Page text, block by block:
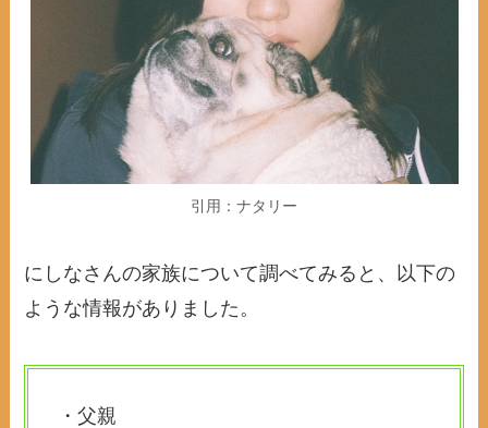
引用：ナタリー
にしなさんの家族について調べてみると、以下の
ような情報がありました。
・父親